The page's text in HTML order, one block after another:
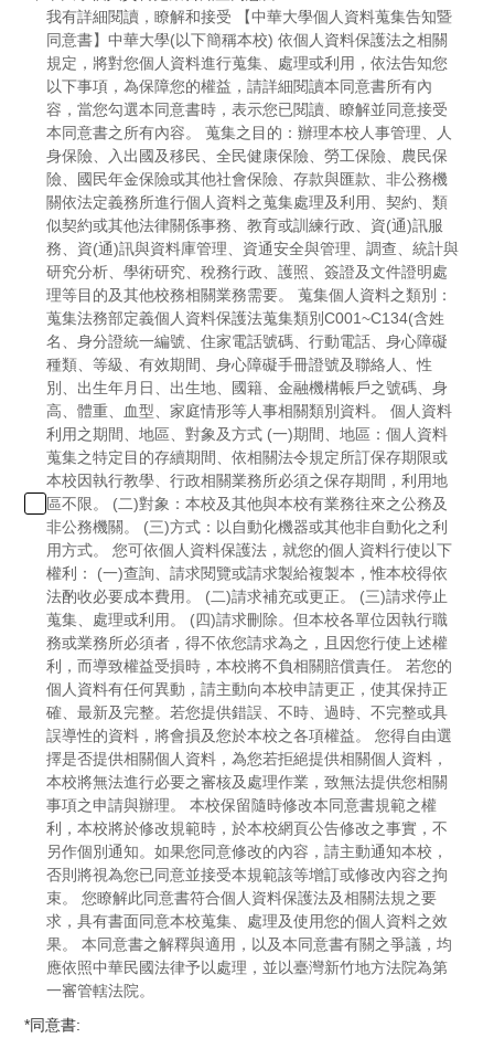
我有詳細閱讀，瞭解和接受 【中華大學個人資料蒐集告知暨
同意書】中華大學(以下簡稱本校) 依個人資料保護法之相關
規定，將對您個人資料進行蒐集、處理或利用，依法告知您
以下事項，為保障您的權益，請詳細閱讀本同意書所有內
容，當您勾選本同意書時，表示您已閱讀、瞭解並同意接受
本同意書之所有內容。 蒐集之目的：辦理本校人事管理、人
身保險、入出國及移民、全民健康保險、勞工保險、農民保
險、國民年金保險或其他社會保險、存款與匯款、非公務機
關依法定義務所進行個人資料之蒐集處理及利用、契約、類
似契約或其他法律關係事務、教育或訓練行政、資(通)訊服
務、資(通)訊與資料庫管理、資通安全與管理、調查、統計與
研究分析、學術研究、稅務行政、護照、簽證及文件證明處
理等目的及其他校務相關業務需要。 蒐集個人資料之類別：
蒐集法務部定義個人資料保護法蒐集類別C001~C134(含姓
名、身分證統一編號、住家電話號碼、行動電話、身心障礙
種類、等級、有效期間、身心障礙手冊證號及聯絡人、性
別、出生年月日、出生地、國籍、金融機構帳戶之號碼、身
高、體重、血型、家庭情形等人事相關類別資料。 個人資料
利用之期間、地區、對象及方式 (一)期間、地區：個人資料
蒐集之特定目的存續期間、依相關法令規定所訂保存期限或
本校因執行教學、行政相關業務所必須之保存期間，利用地
區不限。 (二)對象：本校及其他與本校有業務往來之公務及
非公務機關。 (三)方式：以自動化機器或其他非自動化之利
用方式。 您可依個人資料保護法，就您的個人資料行使以下
權利： (一)查詢、請求閱覽或請求製給複製本，惟本校得依
法酌收必要成本費用。 (二)請求補充或更正。 (三)請求停止
蒐集、處理或利用。 (四)請求刪除。但本校各單位因執行職
務或業務所必須者，得不依您請求為之，且因您行使上述權
利，而導致權益受損時，本校將不負相關賠償責任。 若您的
個人資料有任何異動，請主動向本校申請更正，使其保持正
確、最新及完整。若您提供錯誤、不時、過時、不完整或具
誤導性的資料，將會損及您於本校之各項權益。 您得自由選
擇是否提供相關個人資料，為您若拒絕提供相關個人資料，
本校將無法進行必要之審核及處理作業，致無法提供您相關
事項之申請與辦理。 本校保留隨時修改本同意書規範之權
利，本校將於修改規範時，於本校網頁公告修改之事實，不
另作個別通知。如果您同意修改的內容，請主動通知本校，
否則將視為您已同意並接受本規範該等增訂或修改內容之拘
束。 您瞭解此同意書符合個人資料保護法及相關法規之要
求，具有書面同意本校蒐集、處理及使用您的個人資料之效
果。 本同意書之解釋與適用，以及本同意書有關之爭議，均
應依照中華民國法律予以處理，並以臺灣新竹地方法院為第
一審管轄法院。
*同意書: